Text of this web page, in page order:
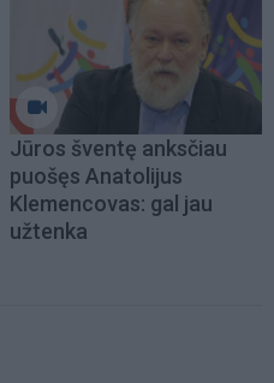
Jūros šventę anksčiau
puošęs Anatolijus
Klemencovas: gal jau
užtenka